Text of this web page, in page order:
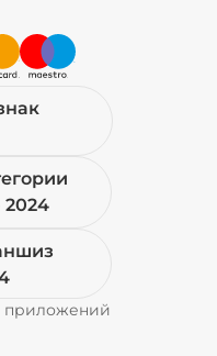
2024
приложений